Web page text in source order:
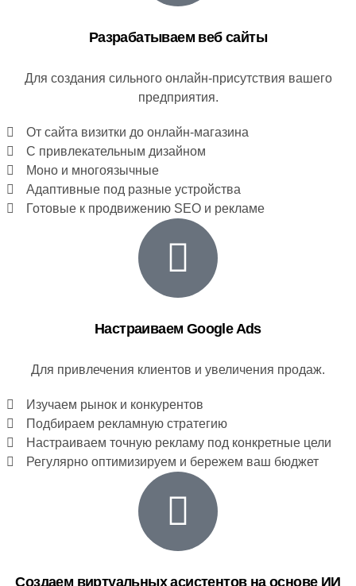
Разрабатываем веб сайты
Для создания сильного онлайн-присутствия вашего
предприятия.
От сайта визитки до онлайн-магазина
С привлекательным дизайном
Моно и многоязычные
Адаптивные под разные устройства
Готовые к продвижению SEO и рекламе
Настраиваем Google Ads
Для привлечения клиентов и увеличения продаж.
Изучаем рынок и конкурентов
Подбираем рекламную стратегию
Настраиваем точную рекламу под конкретные цели
Регулярно оптимизируем и бережем ваш бюджет
Создаем виртуальных асистентов на основе ИИ